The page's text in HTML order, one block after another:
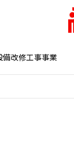
備改修工事事業